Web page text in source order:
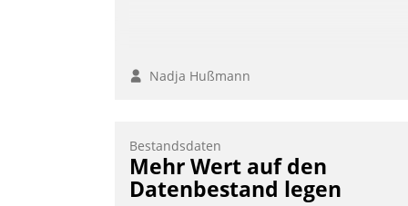
Nadja Hußmann
Bestandsdaten
Mehr Wert auf den
Datenbestand legen